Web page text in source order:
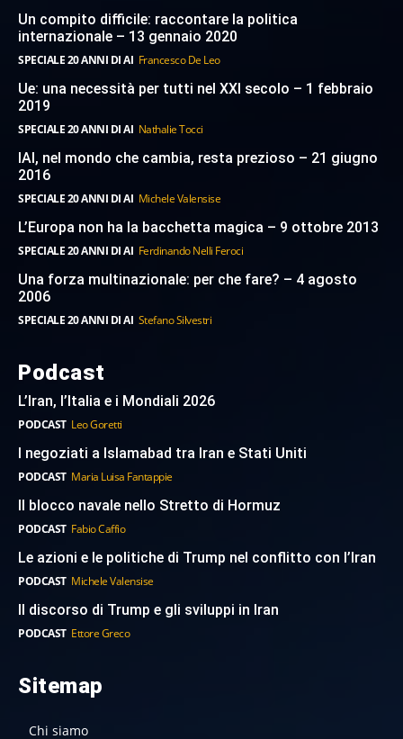
Un compito difficile: raccontare la politica
internazionale – 13 gennaio 2020
SPECIALE 20 ANNI DI AI Francesco De Leo
Ue: una necessità per tutti nel XXI secolo – 1 febbraio
2019
SPECIALE 20 ANNI DI AI Nathalie Tocci
IAI, nel mondo che cambia, resta prezioso – 21 giugno
2016
SPECIALE 20 ANNI DI AI Michele Valensise
L’Europa non ha la bacchetta magica – 9 ottobre 2013
SPECIALE 20 ANNI DI AI Ferdinando Nelli Feroci
Una forza multinazionale: per che fare? – 4 agosto
2006
SPECIALE 20 ANNI DI AI Stefano Silvestri
Podcast
L’Iran, l’Italia e i Mondiali 2026
PODCAST Leo Goretti
I negoziati a Islamabad tra Iran e Stati Uniti
PODCAST Maria Luisa Fantappie
Il blocco navale nello Stretto di Hormuz
PODCAST Fabio Caffio
Le azioni e le politiche di Trump nel conflitto con l’Iran
PODCAST Michele Valensise
Il discorso di Trump e gli sviluppi in Iran
PODCAST Ettore Greco
Sitemap
Chi siamo